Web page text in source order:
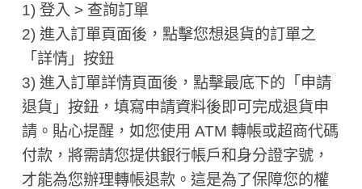
1) 登入 > 查詢訂單
2) 進入訂單頁面後，點擊您想退貨的訂單之
「詳情」按鈕
3) 進入訂單詳情頁面後，點擊最底下的「申請
退貨」按鈕，填寫申請資料後即可完成退貨申
請。貼心提醒，如您使用 ATM 轉帳或超商代碼
付款，將需請您提供銀行帳戶和身分證字號，
才能為您辦理轉帳退款。這是為了保障您的權